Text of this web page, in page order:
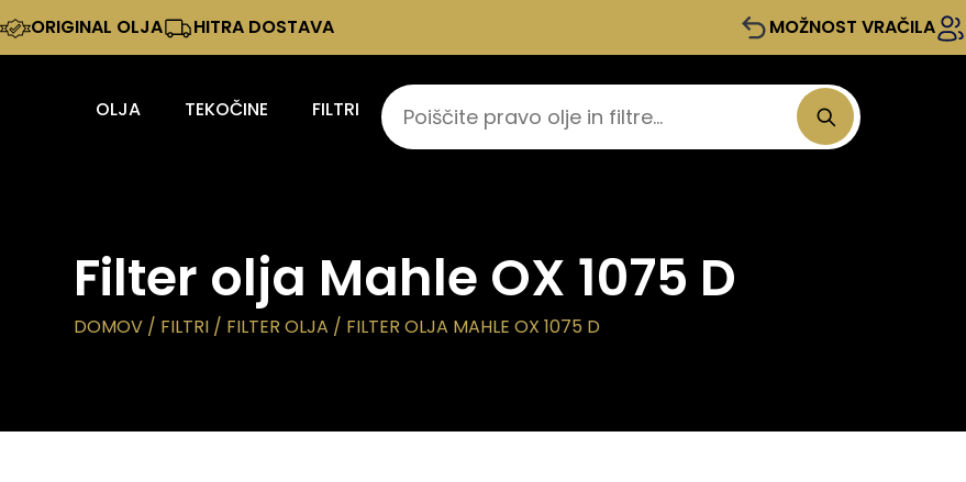
ORIGINAL OLJA HITRA DOSTAVA MOŽNOST VRAČILA
OLJA TEKOČINE FILTRI
Filter olja Mahle OX 1075 D
DOMOV / FILTRI / FILTER OLJA / FILTER OLJA MAHLE OX 1075 D